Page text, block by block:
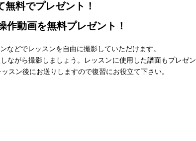
料でプレゼント！
作動画を無料プレゼント！
などでレッスンを自由に撮影していただけます。
ながら撮影しましょう。レッスンに使用した譜面もプレゼン
スン後にお送りしますので復習にお役立て下さい。